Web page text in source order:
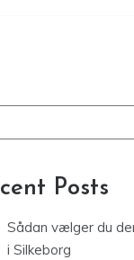
Posts
Sådan vælger du
i Silkeborg